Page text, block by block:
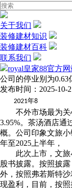
关于我们
装修建材知识
装修建材百科
联系我们
royal皇家88官方
公司的停业别为0.63
发布时间：2025-10-
2021年8
不外市场最为关
3.95%。茶汤酒店通
概。公司印象文旅小
年至2025上半年，
此次上市，文旅
股书披露。按照披
外，按照弗若斯特
现盈利，目前，按照